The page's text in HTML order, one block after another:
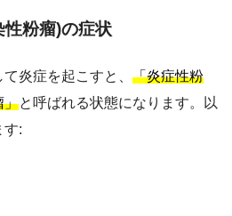
性粉瘤)の症状
炎症を起こすと、 「炎症性粉
」と呼ばれる状態になります。以
す: